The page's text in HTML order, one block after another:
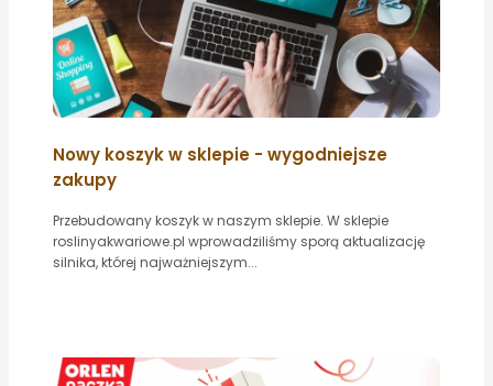
Nowy koszyk w sklepie - wygodniejsze
zakupy
Przebudowany koszyk w naszym sklepie. W sklepie
roslinyakwariowe.pl wprowadziliśmy sporą aktualizację
silnika, której najważniejszym...